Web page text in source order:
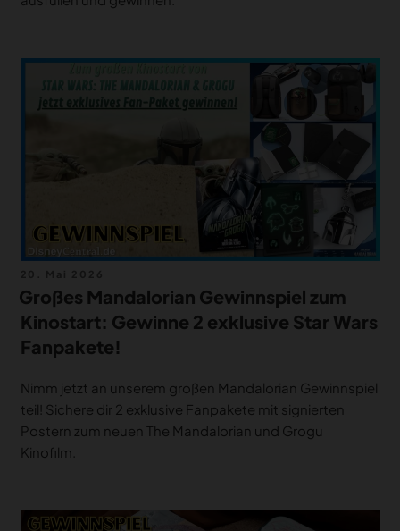
am
Großes Mandalorian Gewinnspiel zum
Kinostart: Gewinne 2 exklusive Star Wars
Fanpakete!
Nimm jetzt an unserem großen Mandalorian Gewinnspiel
teil! Sichere dir 2 exklusive Fanpakete mit signierten
Postern zum neuen The Mandalorian und Grogu
Kinofilm.